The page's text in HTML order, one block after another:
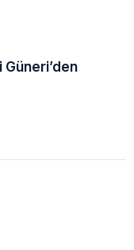
Güneri’den